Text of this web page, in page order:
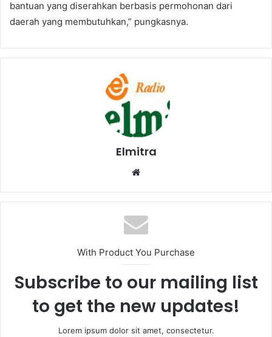
bantuan yang diserahkan berbasis permohonan dari
daerah yang membutuhkan,” pungkasnya.
Elmitra
Website
With Product You Purchase
Subscribe to our mailing list
to get the new updates!
Lorem ipsum dolor sit amet, consectetur.